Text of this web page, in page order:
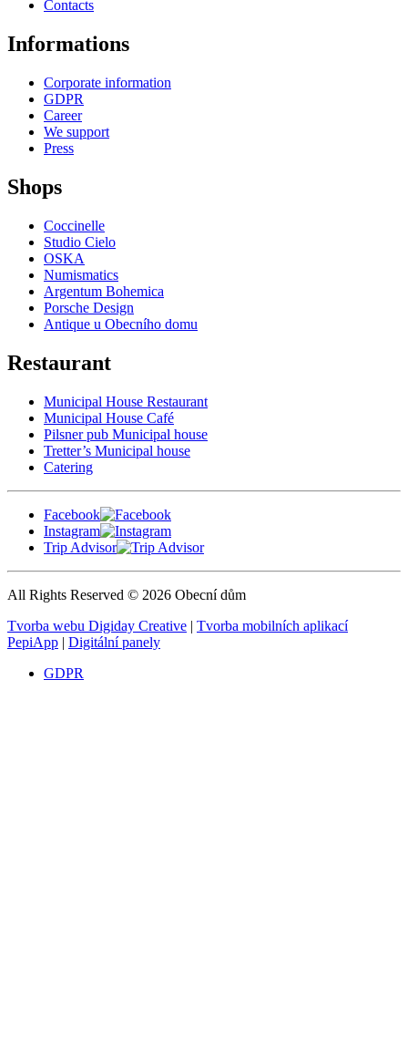
Contacts
Informations
Corporate information
GDPR
Career
We support
Press
Shops
Coccinelle
Studio Cielo
OSKA
Numismatics
Argentum Bohemica
Porsche Design
Antique u Obecního domu
Restaurant
Municipal House Restaurant
Municipal House Café
Pilsner pub Municipal house
Tretter’s Municipal house
Catering
Facebook
Instagram
Trip Advisor
All Rights Reserved © 2026 Obecní dům
Tvorba webu Digiday Creative | Tvorba mobilních aplikací
PepiApp | Digitální panely
GDPR